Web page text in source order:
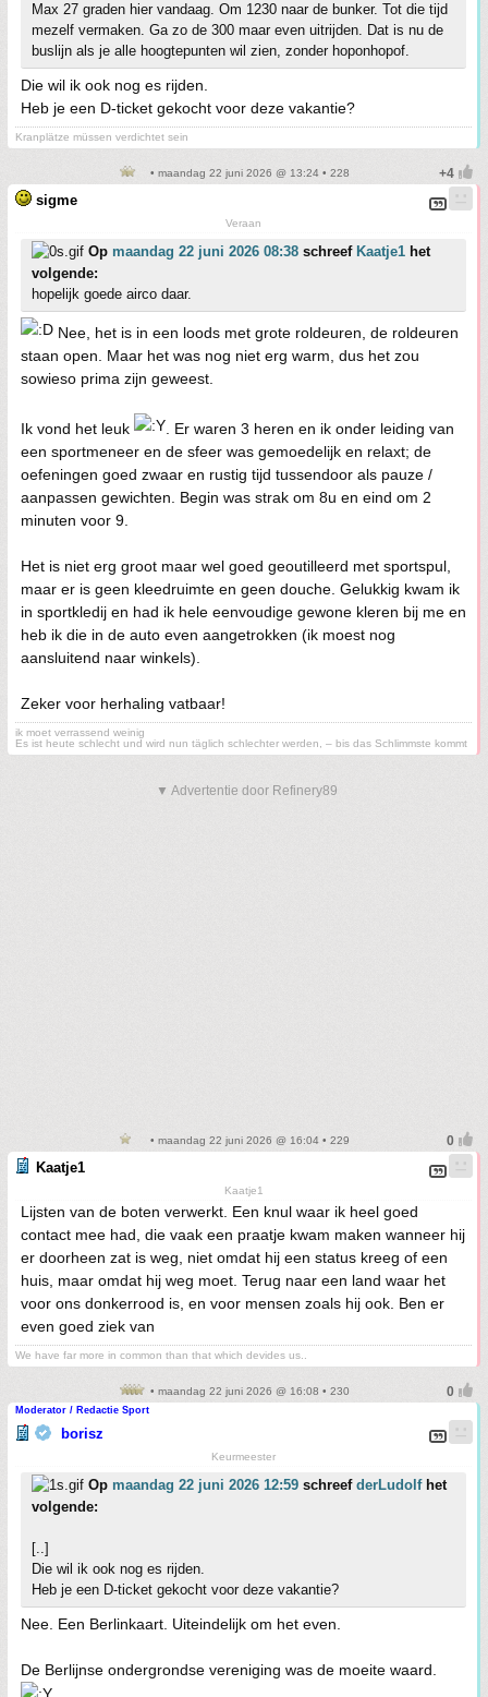
Max 27 graden hier vandaag. Om 1230 naar de bunker. Tot die tijd
mezelf vermaken. Ga zo de 300 maar even uitrijden. Dat is nu de
buslijn als je alle hoogtepunten wil zien, zonder hoponhopof.
Die wil ik ook nog es rijden.
Heb je een D-ticket gekocht voor deze vakantie?
Kranplätze müssen verdichtet sein
• maandag 22 juni 2026 @ 13:24 • 228
sigme
Veraan
Op maandag 22 juni 2026 08:38 schreef Kaatje1 het
volgende:
hopelijk goede airco daar.
Nee, het is in een loods met grote roldeuren, de roldeuren
staan open. Maar het was nog niet erg warm, dus het zou
sowieso prima zijn geweest.
Ik vond het leuk
. Er waren 3 heren en ik onder leiding van
een sportmeneer en de sfeer was gemoedelijk en relaxt; de
oefeningen goed zwaar en rustig tijd tussendoor als pauze /
aanpassen gewichten. Begin was strak om 8u en eind om 2
minuten voor 9.
Het is niet erg groot maar wel goed geoutilleerd met sportspul,
maar er is geen kleedruimte en geen douche. Gelukkig kwam ik
in sportkledij en had ik hele eenvoudige gewone kleren bij me en
heb ik die in de auto even aangetrokken (ik moest nog
aansluitend naar winkels).
Zeker voor herhaling vatbaar!
ik moet verrassend weinig
Es ist heute schlecht und wird nun täglich schlechter werden, – bis das Schlimmste kommt
▼ Advertentie door Refinery89
• maandag 22 juni 2026 @ 16:04 • 229
Kaatje1
Kaatje1
Lijsten van de boten verwerkt. Een knul waar ik heel goed
contact mee had, die vaak een praatje kwam maken wanneer hij
er doorheen zat is weg, niet omdat hij een status kreeg of een
huis, maar omdat hij weg moet. Terug naar een land waar het
voor ons donkerrood is, en voor mensen zoals hij ook. Ben er
even goed ziek van
We have far more in common than that which devides us..
• maandag 22 juni 2026 @ 16:08 • 230
Moderator / Redactie Sport
borisz
Keurmeester
Op maandag 22 juni 2026 12:59 schreef derLudolfhet
volgende:
[..]
Die wil ik ook nog es rijden.
Heb je een D-ticket gekocht voor deze vakantie?
Nee. Een Berlinkaart. Uiteindelijk om het even.
De Berlijnse ondergrondse vereniging was de moeite waard.